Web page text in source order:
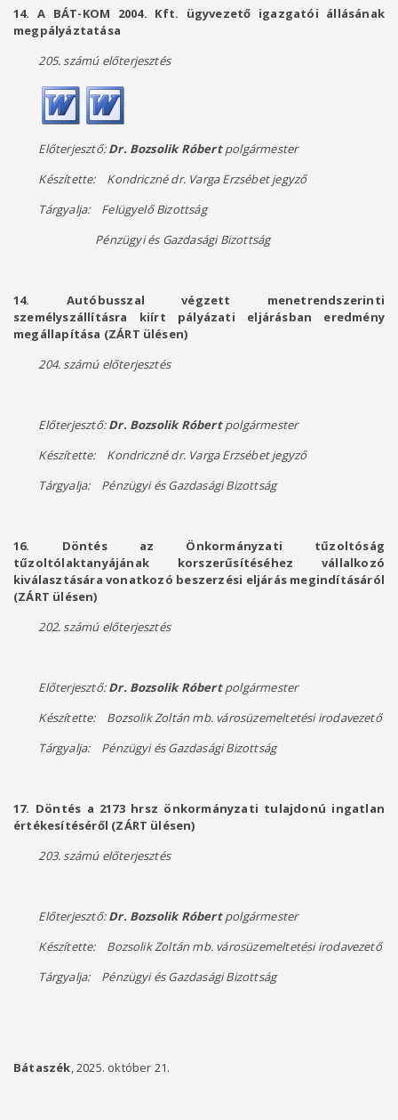
14. A BÁT-KOM 2004. Kft. ügyvezető igazgatói állásának
megpályáztatása
205. számú előterjesztés
Előterjesztő:Dr. Bozsolik Róbertpolgármester
Készítette: Kondriczné dr. Varga Erzsébet jegyző
Tárgyalja: Felügyelő Bizottság
Pénzügyi és Gazdasági Bizottság
14. Autóbusszal végzett menetrendszerinti
személyszállításra kiírt pályázati eljárásban eredmény
megállapítása (ZÁRT ülésen)
204. számú előterjesztés
Előterjesztő:Dr. Bozsolik Róbertpolgármester
Készítette: Kondriczné dr. Varga Erzsébet jegyző
Tárgyalja: Pénzügyi és Gazdasági Bizottság
16. Döntés az Önkormányzati tűzoltóság
tűzoltólaktanyájának korszerűsítéséhez vállalkozó
kiválasztására vonatkozó beszerzési eljárás megindításáról
(ZÁRT ülésen)
202. számú előterjesztés
Előterjesztő:Dr. Bozsolik Róbertpolgármester
Készítette: Bozsolik Zoltán mb. városüzemeltetési irodavezető
Tárgyalja: Pénzügyi és Gazdasági Bizottság
17. Döntés a 2173 hrsz önkormányzati tulajdonú ingatlan
értékesítéséről (ZÁRT ülésen)
203. számú előterjesztés
Előterjesztő:Dr. Bozsolik Róbertpolgármester
Készítette: Bozsolik Zoltán mb. városüzemeltetési irodavezető
Tárgyalja: Pénzügyi és Gazdasági Bizottság
Bátaszék, 2025. október 21.